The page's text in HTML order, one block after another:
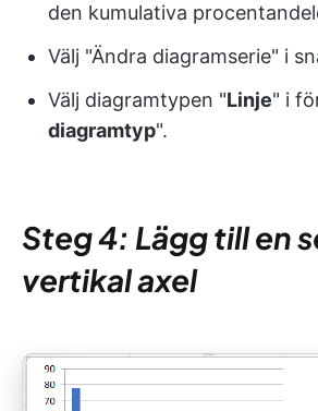
den kumulativa
Välj "Ändra diagramserie" i
Välj diagramtypen "Linje" i
diagramtyp".
Steg 4: Lägg till en
vertikal axel